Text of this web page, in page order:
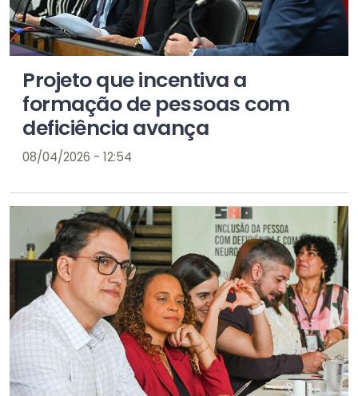
Projeto que incentiva a
formação de pessoas com
deficiência avança
08/04/2026 - 12:54